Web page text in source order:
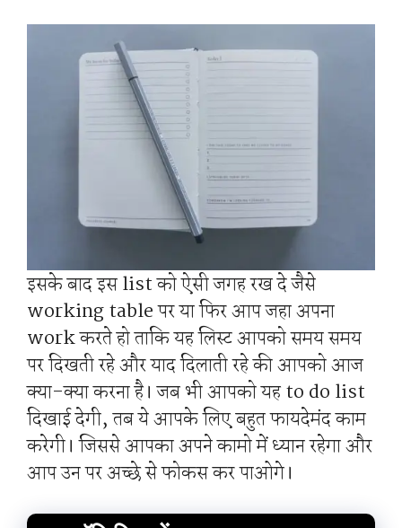
इसके बाद इस list को ऐसी जगह रख दे जैसे
working table पर या फिर आप जहा अपना
work करते हो ताकि यह लिस्ट आपको समय समय
पर दिखती रहे और याद दिलाती रहे की आपको आज
क्या-क्या करना है। जब भी आपको यह to do list
दिखाई देगी, तब ये आपके लिए बहुत फायदेमंद काम
करेगी। जिससे आपका अपने कामो में ध्यान रहेगा और
आप उन पर अच्छे से फोकस कर पाओगे।